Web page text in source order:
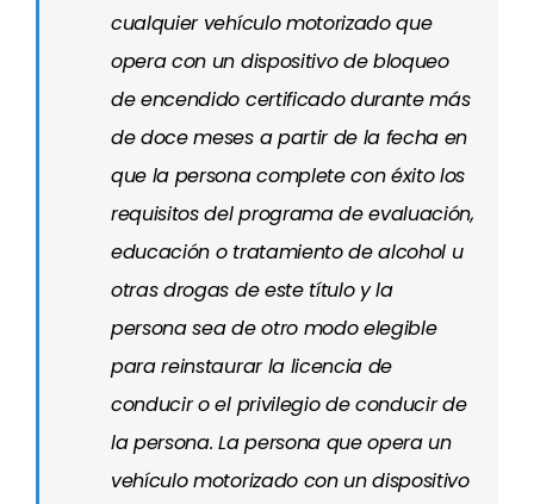
cualquier vehículo motorizado que
opera con un dispositivo de bloqueo
de encendido certificado durante más
de doce meses a partir de la fecha en
que la persona complete con éxito los
requisitos del programa de evaluación,
educación o tratamiento de alcohol u
otras drogas de este título y la
persona sea de otro modo elegible
para reinstaurar la licencia de
conducir o el privilegio de conducir de
la persona. La persona que opera un
vehículo motorizado con un dispositivo